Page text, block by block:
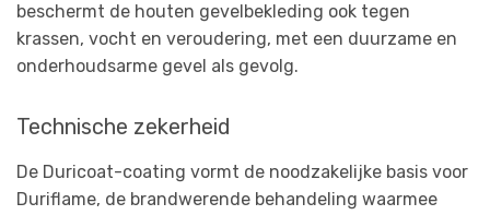
beschermt de houten gevelbekleding ook tegen
krassen, vocht en veroudering, met een duurzame en
onderhoudsarme gevel als gevolg.
Technische zekerheid
De Duricoat-coating vormt de noodzakelijke basis voor
Duriflame, de brandwerende behandeling waarmee